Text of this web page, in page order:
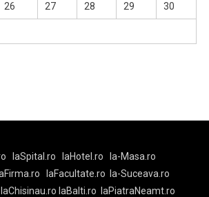
26 27 28 29 30
laSpital.ro laHotel.ro
la-Masa.ro
laFacultate.ro
la-Suceava.ro
laChisinau.ro laBalti.ro
laPiatraNeamt.ro